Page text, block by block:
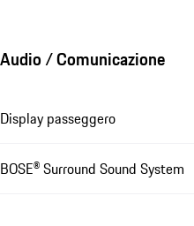
Audio / Comunicazione
Display passeggero
BOSE® Surround Sound System